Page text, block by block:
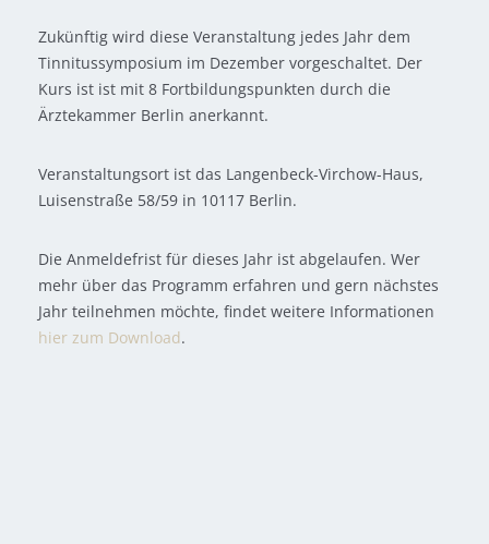
Zukünftig wird diese Veranstaltung jedes Jahr dem
Tinnitussymposium im Dezember vorgeschaltet. Der
Kurs ist ist mit 8 Fortbildungspunkten durch die
Ärztekammer Berlin anerkannt.
Veranstaltungsort ist das Langenbeck-Virchow-Haus,
Luisenstraße 58/59 in 10117 Berlin.
Die Anmeldefrist für dieses Jahr ist abgelaufen. Wer
mehr über das Programm erfahren und gern nächstes
Jahr teilnehmen möchte, findet weitere Informationen
hier zum Download.